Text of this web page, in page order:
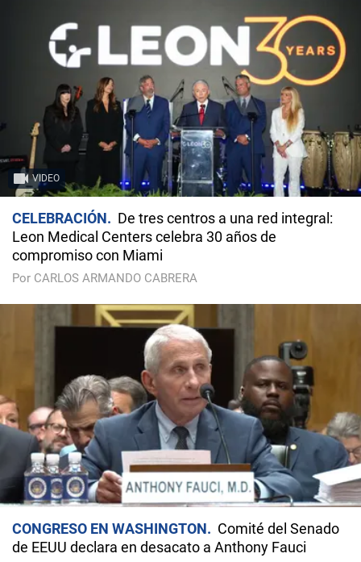
VIDEO
CELEBRACIÓN
De tres centros a una red integral:
Leon Medical Centers celebra 30 años de
compromiso con Miami
Por CARLOS ARMANDO CABRERA
CONGRESO EN WASHINGTON
Comité del Senado
de EEUU declara en desacato a Anthony Fauci